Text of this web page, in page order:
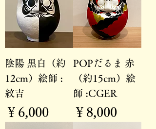
陰陽 黒白（約
12cm）絵師 :
紋吉
価格
￥6,000
POPだるま 赤
（約15cm）絵
師 :CGER
価格
￥8,000